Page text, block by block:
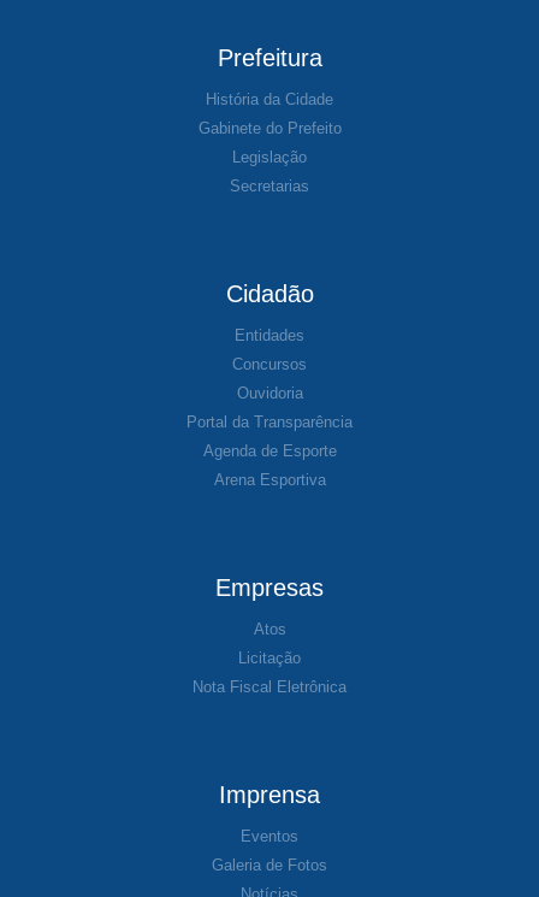
Prefeitura
História da Cidade
Gabinete do Prefeito
Legislação
Secretarias
Cidadão
Entidades
Concursos
Ouvidoria
Portal da Transparência
Agenda de Esporte
Arena Esportiva
Empresas
Atos
Licitação
Nota Fiscal Eletrônica
Imprensa
Eventos
Galeria de Fotos
Notícias